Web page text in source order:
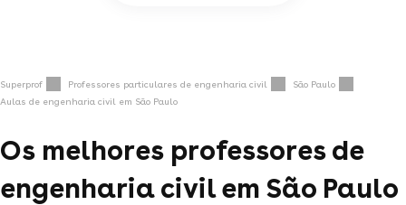
Superprof Professores particulares de engenharia civil
São Paulo
Aulas de engenharia civil em São Paulo
Os melhores professores de
engenharia civil em São Paulo